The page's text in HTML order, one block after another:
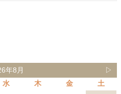
年8月
▷
水 木 金
土